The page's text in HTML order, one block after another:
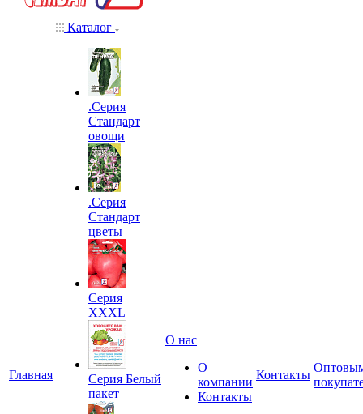
Главная
Каталог
.Серия
Стандарт
овощи
.Серия
Стандарт
цветы
Серия
XXXL
Серия Белый
пакет
О нас
О
компании
Контакты
Контакты